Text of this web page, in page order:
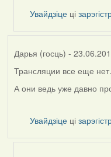
Увайдзіце ці
Дарья (госць) -
Трансляции все еще
А они ведь уже давно
Увайдзіце ці